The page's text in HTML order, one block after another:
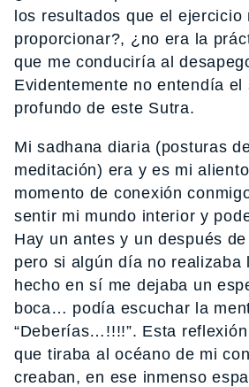
los resultados que el ejercicio
proporcionar?, ¿no era la
que me conduciría al
Evidentemente no entendía el
profundo de este Sutra.
Mi sadhana diaria (posturas
meditación) era y es mi
momento de conexión
sentir mi mundo interior y
Hay un antes y un después
pero si algún día no realizaba
hecho en sí me dejaba un
boca… podía escuchar la
“Deberías…!!!!”. Esta
que tiraba al océano de mi
creaban, en ese inmenso